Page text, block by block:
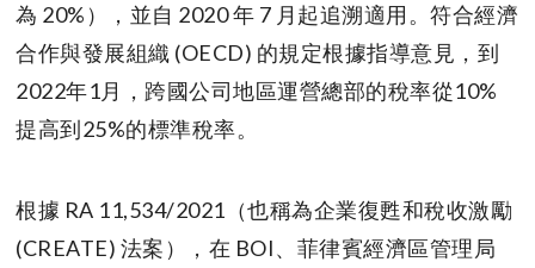
為 20%），並自 2020 年 7 月起追溯適用。符合經濟
合作與發展組織 (OECD) 的規定根據指導意見，到
2022年1月，跨國公司地區運營總部的稅率從10%
提高到25%的標準稅率。
根據 RA 11,534/2021（也稱為企業復甦和稅收激勵
(CREATE) 法案），在 BOI、菲律賓經濟區管理局